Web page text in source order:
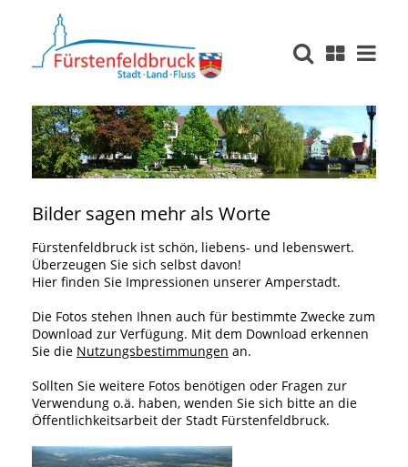
Bilder sagen mehr als Worte
Fürstenfeldbruck ist schön, liebens- und lebenswert.
Überzeugen Sie sich selbst davon!
Hier finden Sie Impressionen unserer Amperstadt.
Die Fotos stehen Ihnen auch für bestimmte Zwecke zum
Download zur Verfügung. Mit dem Download erkennen
Sie die Nutzungsbestimmungen an.
Sollten Sie weitere Fotos benötigen oder Fragen zur
Verwendung o.ä. haben, wenden Sie sich bitte an die
Öffentlichkeitsarbeit der Stadt Fürstenfeldbruck.